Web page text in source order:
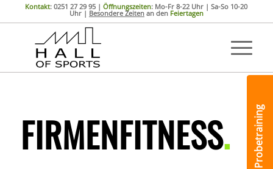
Kontakt: 0251 27 29 95 |Öffnungszeiten: Mo-Fr 8-22 Uhr | Sa-So 10-20
Uhr | Besondere Zeitenan den Feiertagen
FIRMENFITNESS. Probetraining